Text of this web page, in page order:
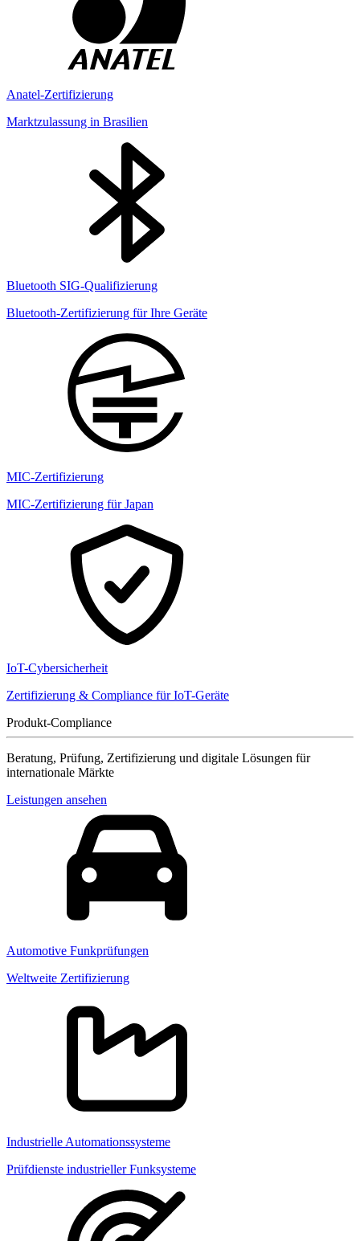
Anatel-Zertifizierung
Marktzulassung in Brasilien
Bluetooth SIG-Qualifizierung
Bluetooth-Zertifizierung für Ihre Geräte
MIC-Zertifizierung
MIC-Zertifizierung für Japan
IoT-Cybersicherheit
Zertifizierung & Compliance für IoT-Geräte
Produkt-Compliance
Beratung, Prüfung, Zertifizierung und digitale Lösungen für
internationale Märkte
Leistungen ansehen
Automotive Funkprüfungen
Weltweite Zertifizierung
Industrielle Automationssysteme
Prüfdienste industrieller Funksysteme